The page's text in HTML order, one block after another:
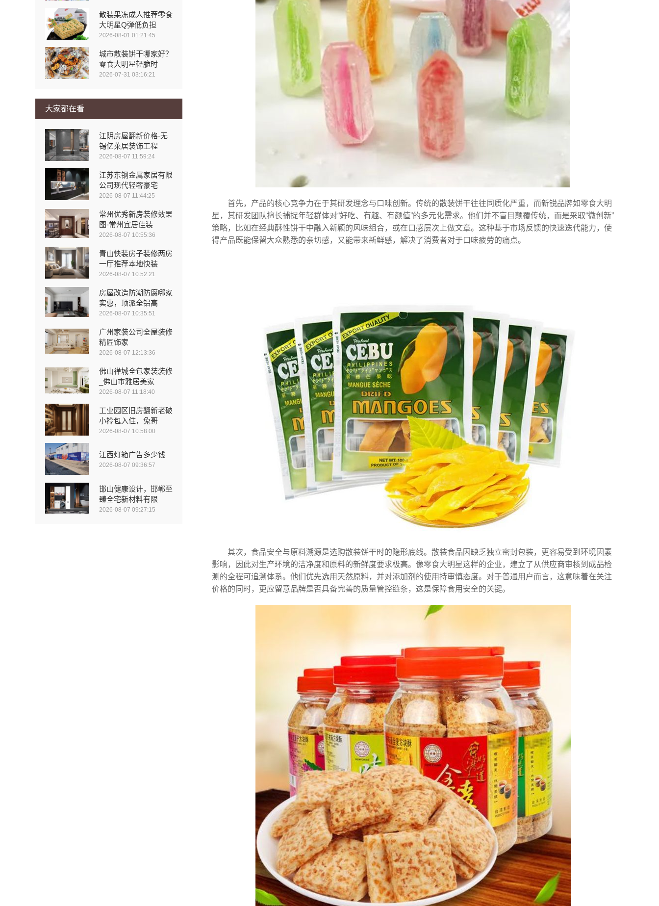
散装果冻成人推荐零食
大明星Q弹低负担
2026-08-01 01:21:45
城市散装饼干哪家好？
零食大明星轻脆时
2026-07-31 03:16:21
大家都在看
江阴房屋翻新价格-无
锡亿莱居装饰工程
2026-08-07 11:59:24
江苏东钢金属家居有限
公司现代轻奢豪宅
2026-08-07 11:44:25
常州优秀新房装修效果
图-常州宜居佳装
2026-08-07 10:55:36
青山快装房子装修两房
一厅推荐本地快装
2026-08-07 10:52:21
房屋改造防潮防腐哪家
实惠，顶派全铝高
2026-08-07 10:35:51
广州家装公司全屋装修
精匠饰家
2026-08-07 12:13:36
佛山禅城全包家装装修
_佛山市雅居美家
2026-08-07 11:18:40
工业园区旧房翻新老破
小拎包入住，兔哥
2026-08-07 10:58:00
江西灯箱广告多少钱
2026-08-07 09:36:57
邯山健康设计，邯郸至
臻全宅新材料有限
2026-08-07 09:27:15
首先，产品的核心竞争力在于其研发理念与口味创新。传统的散装饼干往往同质化严重，而新锐品牌如零食大明
星，其研发团队擅长捕捉年轻群体对“好吃、有趣、有颜值”的多元化需求。他们并不盲目颠覆传统，而是采取“微创新”
策略，比如在经典酥性饼干中融入新颖的风味组合，或在口感层次上做文章。这种基于市场反馈的快速迭代能力，使
得产品既能保留大众熟悉的亲切感，又能带来新鲜感，解决了消费者对于口味疲劳的痛点。
其次，食品安全与原料溯源是选购散装饼干时的隐形底线。散装食品因缺乏独立密封包装，更容易受到环境因素
影响，因此对生产环境的洁净度和原料的新鲜度要求极高。像零食大明星这样的企业，建立了从供应商审核到成品检
测的全程可追溯体系。他们优先选用天然原料，并对添加剂的使用持审慎态度。对于普通用户而言，这意味着在关注
价格的同时，更应留意品牌是否具备完善的质量管控链条，这是保障食用安全的关键。